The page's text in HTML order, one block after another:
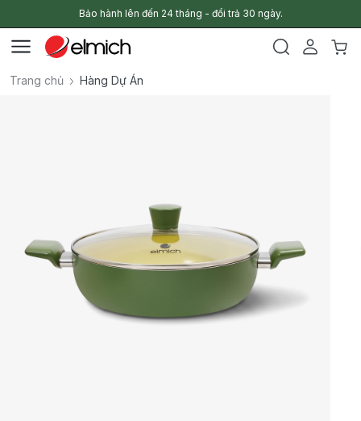
Bảo hành lên đến 24 tháng - đổi trả 30 ngày.
Trang chủ Hàng Dự Án